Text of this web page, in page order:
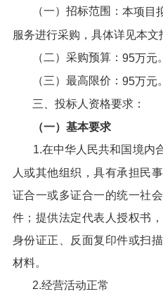
（一）招标范围：本项目
服务进行采购， 具体详见本文
（二）采购预算： 95万元。
（三）最高限价： 95万元。
三、投标人资格要求：
（一）基本要求
1.在中华人民共和国境内
人或其他组织，具有承担民
证合一或多证合一的统一社
件；提供法定代表人授权书
身份证正、反面复印件或扫
材料。
2.经营活动正常